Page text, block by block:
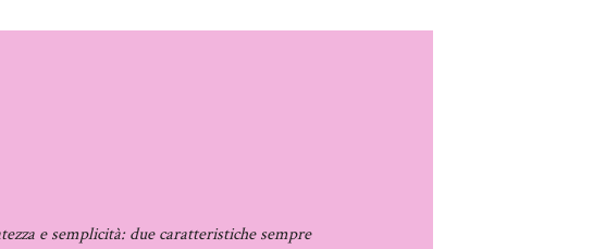
e semplicità: due caratteristiche sempre